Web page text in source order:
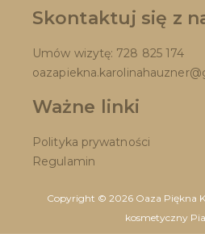
Skontaktuj się z
Umów wizytę: 728 825 174
Ważne linki
Polityka prywatności
Regulamin
Copyright © 2026 Oaza Piękna
kosmetyczny